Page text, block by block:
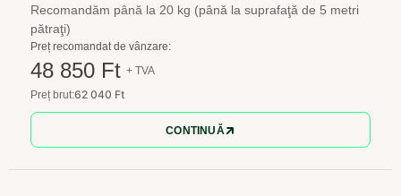
Recomandăm până la 20 kg (până la suprafaţă de 5 metri
pătraţi)
Preț recomandat de vânzare:
48 850 Ft + TVA
Preț brut:62 040 Ft
CONTINUĂ